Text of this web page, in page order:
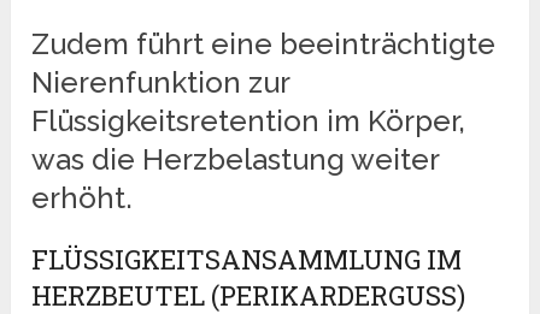
Zudem führt eine beeinträchtigte
Nierenfunktion zur
Flüssigkeitsretention im Körper,
was die Herzbelastung weiter
erhöht.
FLÜSSIGKEITSANSAMMLUNG IM
HERZBEUTEL (PERIKARDERGUSS)